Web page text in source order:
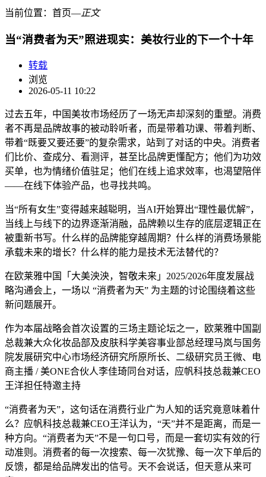
当前位置： 首页―正文
当“消费者为天”照进现实：美妆行业的下一个十年
转载
浏览
2026-05-11 10:22
过去五年，中国美妆市场经历了一场无声却深刻的重塑。消费
者不再是品牌故事的被动聆听者，而是带着功课、带着判断、
带着“既要又要还要”的复杂需求，站到了对话的中央。消费者
们比价、查成分、看测评，甚至比品牌更懂配方；他们为功效
买单，也为情绪价值驻足；他们在线上追求效率，也渴望陪伴
——在线下体验产品，也寻找共鸣。
当“所有女生”变得越来越聪明，当AI开始算出“理性最优解”，
当线上与线下的边界逐渐消融，品牌赖以生存的底层逻辑正在
被重新书写。什么样的品牌能穿越周期？什么样的消费场景能
承载未来的增长？什么样的能力是技术无法替代的？
在欧莱雅中国「大美泱泱，智敬未来」2025/2026年度发展战
略沟通会上，一场以 “消费者为天” 为主题的讨论围绕着这些
新问题展开。
作为本届战略会首次设置的三场主题论坛之一，欧莱雅中国副
总裁兼大众化妆品部及皮肤科学美容事业部总经理马岚与国务
院发展研究中心市场经济研究所原所长、二级研究员王微、电
商主播 / 美ONE合伙人李佳琦同台对话，应帆科技总裁兼CEO
王洋担任特邀主持
“消费者为天”，这句话在消费行业广为人知的话究竟意味着什
么？应帆科技总裁兼CEO王洋认为，“天”并不是距离，而是一
种方向。“消费者为天”不是一句口号，而是一套切实有效的行
动准则。消费者的每一次搜索、每一次犹豫、每一次下单后的
反馈，都是给品牌发出的信号。天不会说话，但天意从来可